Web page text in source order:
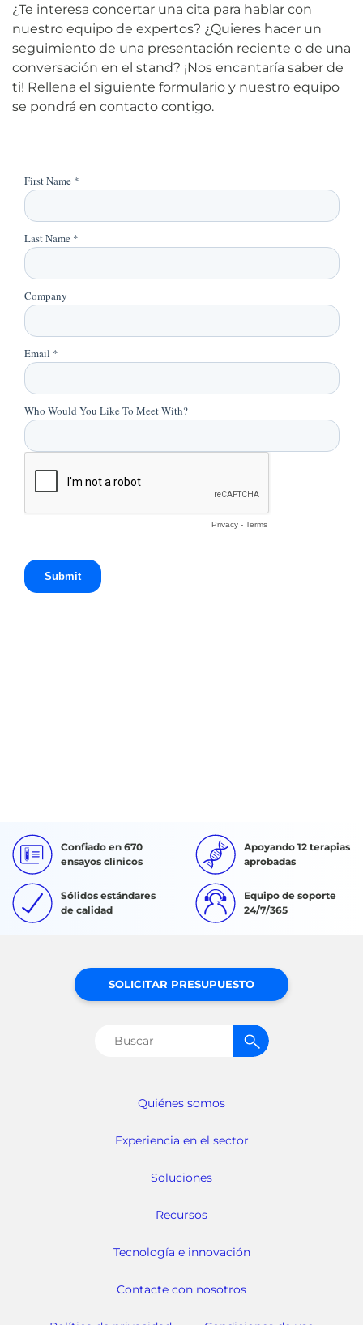
¿Te interesa concertar una cita para hablar con
nuestro equipo de expertos? ¿Quieres hacer un
seguimiento de una presentación reciente o de una
conversación en el stand? ¡Nos encantaría saber de
ti! Rellena el siguiente formulario y nuestro equipo
se pondrá en contacto contigo.
Confiado en 670
ensayos clínicos
Apoyando 12 terapias
aprobadas
Sólidos estándares
de calidad
Equipo de soporte
24/7/365
Quiénes somos
Experiencia en el sector
Soluciones
Recursos
Tecnología e innovación
Contacte con nosotros
SOLICITAR PRESUPUESTO
Buscar: